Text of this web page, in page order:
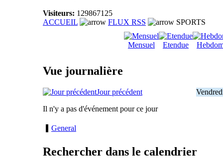
Visiteurs: 129867125
ACCUEIL
FLUX RSS SPORTS
Mensuel Etendue
Vue journalière
Jour précédent
Il n'y a pas d'événement pour ce jour
General
Rechercher dans le calendrier